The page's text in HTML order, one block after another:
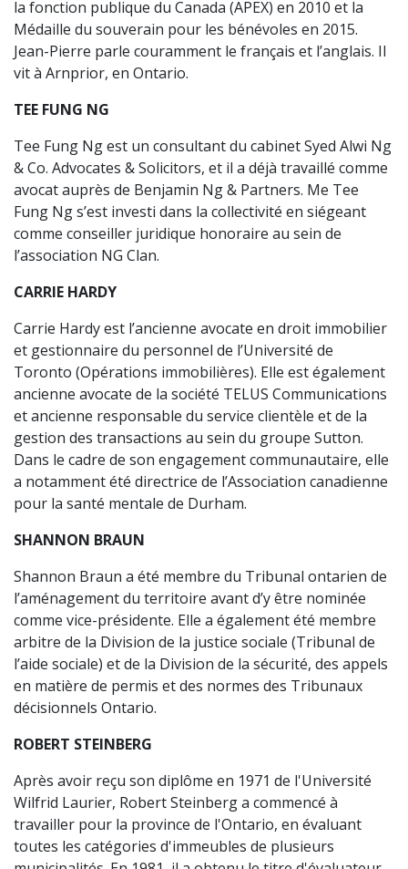
la fonction publique du Canada (APEX) en 2010 et la
Médaille du souverain pour les bénévoles en 2015.
Jean-Pierre parle couramment le français et l’anglais. Il
vit à Arnprior, en Ontario.
TEE FUNG NG
Tee Fung Ng est un consultant du cabinet Syed Alwi Ng
& Co. Advocates & Solicitors, et il a déjà travaillé comme
avocat auprès de Benjamin Ng & Partners. Me Tee
Fung Ng s’est investi dans la collectivité en siégeant
comme conseiller juridique honoraire au sein de
l’association NG Clan.
CARRIE HARDY
Carrie Hardy est l’ancienne avocate en droit immobilier
et gestionnaire du personnel de l’Université de
Toronto (Opérations immobilières). Elle est également
ancienne avocate de la société TELUS Communications
et ancienne responsable du service clientèle et de la
gestion des transactions au sein du groupe Sutton.
Dans le cadre de son engagement communautaire, elle
a notamment été directrice de l’Association canadienne
pour la santé mentale de Durham.
SHANNON BRAUN
Shannon Braun a été membre du Tribunal ontarien de
l’aménagement du territoire avant d’y être nominée
comme vice-présidente. Elle a également été membre
arbitre de la Division de la justice sociale (Tribunal de
l’aide sociale) et de la Division de la sécurité, des appels
en matière de permis et des normes des Tribunaux
décisionnels Ontario.
ROBERT STEINBERG
Après avoir reçu son diplôme en 1971 de l'Université
Wilfrid Laurier, Robert Steinberg a commencé à
travailler pour la province de l'Ontario, en évaluant
toutes les catégories d'immeubles de plusieurs